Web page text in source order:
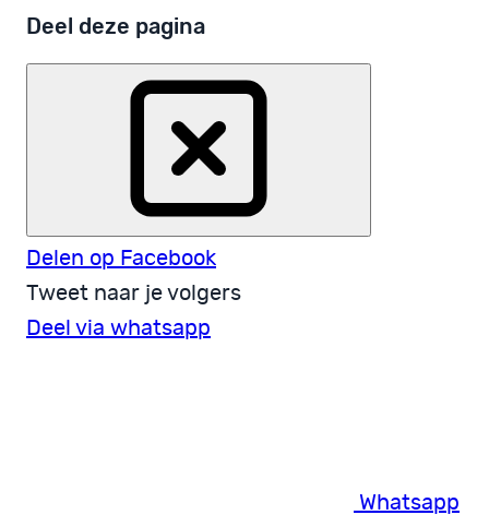
Deel deze pagina
Delen op Facebook
Tweet naar je volgers
Deel via whatsapp
Whatsapp